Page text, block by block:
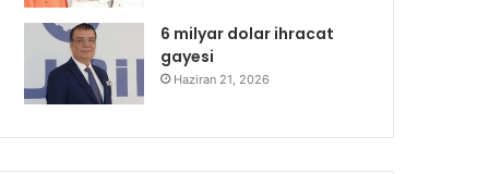
6 milyar dolar ihracat
gayesi
Haziran 21, 2026